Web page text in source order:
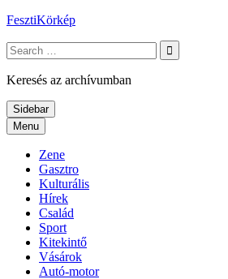
Skip
content
FesztiKörkép
Search
for:
Keresés az archívumban
Sidebar
Menu
Zene
Gasztro
Kulturális
Hírek
Család
Sport
Kitekintő
Vásárok
Autó-motor